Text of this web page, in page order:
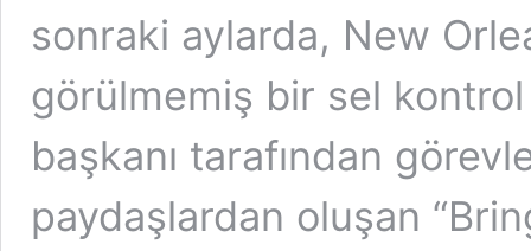
sonraki aylarda, New
görülmemiş bir sel
başkanı tarafından
paydaşlardan oluşan